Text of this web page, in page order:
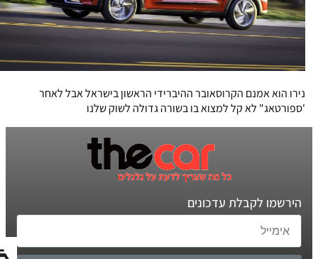
נירו הוא אמנם הקרוסאובר ההיברידי הראשון בישראל אבל לאחר
'ספורטאג" לא קל למצוא בו בשורה גדולה לשוק שלנו
הירשמו לקבלת עדכונים